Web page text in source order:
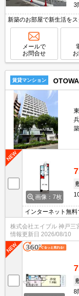
3
新築のお部屋で新生活を
一人暮らしも安心。TVモ
イテムせいぞろい。収納
メールで
お問合せ
賃貸マンション
画像：7枚
インターネット無料
株式会社エイブル 神戸三
情報更新日 2026/08/10
8